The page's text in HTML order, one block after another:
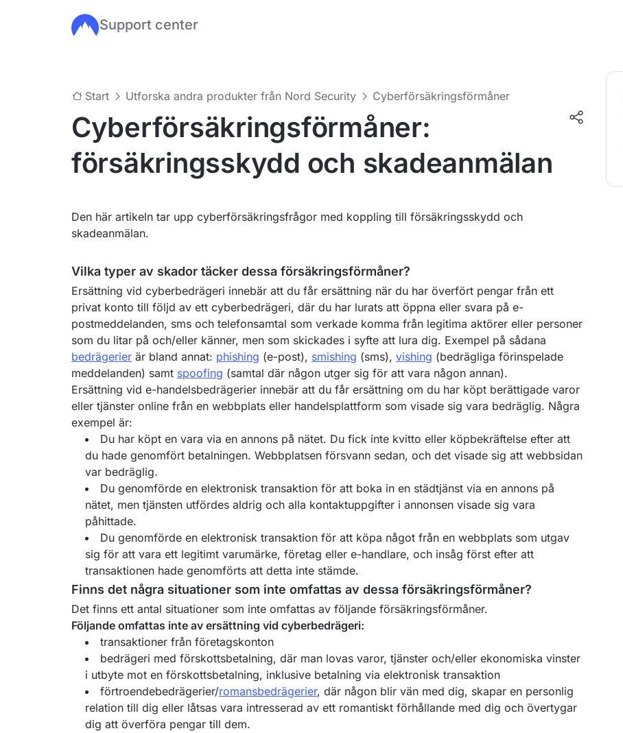
Hoppa till huvudinnehåll
Support center
Start Utforska andra produkter från Nord Security Cyberförsäkringsförmåner
Cyberförsäkringsförmåner:
försäkringsskydd och skadeanmälan
Den här artikeln tar upp cyberförsäkringsfrågor med koppling till försäkringsskydd och
skadeanmälan.
Vilka typer av skador täcker dessa försäkringsförmåner?
Ersättning vid cyberbedrägeri innebär att du får ersättning när du har överfört pengar från ett
privat konto till följd av ett cyberbedrägeri, där du har lurats att öppna eller svara på e-
postmeddelanden, sms och telefonsamtal som verkade komma från legitima aktörer eller personer
som du litar på och/eller känner, men som skickades i syfte att lura dig. Exempel på sådana
bedrägerier är bland annat: phishing (e-post), smishing (sms), vishing (bedrägliga förinspelade
meddelanden) samt spoofing (samtal där någon utger sig för att vara någon annan).
Ersättning vid e-handelsbedrägerier innebär att du får ersättning om du har köpt berättigade varor
eller tjänster online från en webbplats eller handelsplattform som visade sig vara bedräglig. Några
exempel är:
Du har köpt en vara via en annons på nätet. Du fick inte kvitto eller köpbekräftelse efter att
du hade genomfört betalningen. Webbplatsen försvann sedan, och det visade sig att webbsidan
var bedräglig.
Du genomförde en elektronisk transaktion för att boka in en städtjänst via en annons på
nätet, men tjänsten utfördes aldrig och alla kontaktuppgifter i annonsen visade sig vara
påhittade.
Du genomförde en elektronisk transaktion för att köpa något från en webbplats som utgav
sig för att vara ett legitimt varumärke, företag eller e-handlare, och insåg först efter att
transaktionen hade genomförts att detta inte stämde.
Finns det några situationer som inte omfattas av dessa försäkringsförmåner?
Det finns ett antal situationer som inte omfattas av följande försäkringsförmåner.
Följande omfattas inte av ersättning vid cyberbedrägeri:
transaktioner från företagskonton
bedrägeri med förskottsbetalning, där man lovas varor, tjänster och/eller ekonomiska vinster
i utbyte mot en förskottsbetalning, inklusive betalning via elektronisk transaktion
förtroendebedrägerier/romansbedrägerier, där någon blir vän med dig, skapar en personlig
relation till dig eller låtsas vara intresserad av ett romantiskt förhållande med dig och övertygar
dig att överföra pengar till dem.